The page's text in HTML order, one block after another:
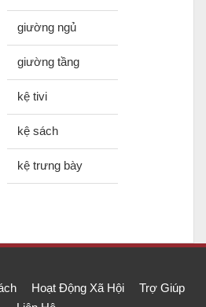
giường ngủ
giường tầng
kệ tivi
kệ sách
kệ trưng bày
Hoạt Động Xã Hội
Trợ Giúp